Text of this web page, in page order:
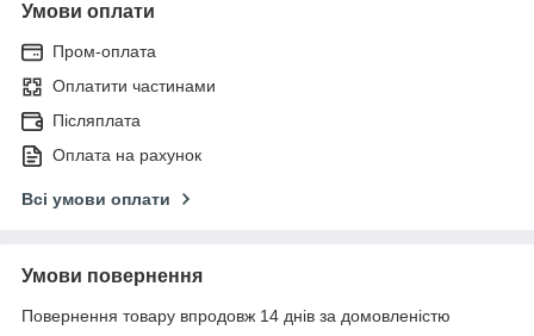
Умови оплати
Пром-оплата
Оплатити частинами
Післяплата
Оплата на рахунок
Всі умови оплати
Умови повернення
Повернення товару впродовж 14 днів за домовленістю